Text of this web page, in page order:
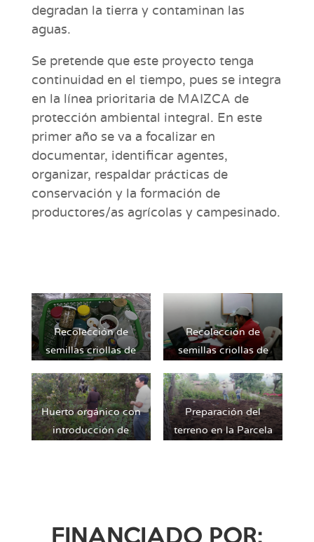
degradan la tierra y contaminan las
aguas.
Se pretende que este proyecto tenga
continuidad en el tiempo, pues se integra
en la línea prioritaria de MAIZCA de
protección ambiental integral. En este
primer año se va a focalizar en
documentar, identificar agentes,
organizar, respaldar prácticas de
conservación y la formación de
productores/as agrícolas y campesinado.
Recolección de
semillas criollas de
mayoreo donde
también se
identifican
agricultores/as que
Recolección de
semillas criollas de
mayoreo donde
también se
identifican
agricultores/as que
Huerto orgánico con
introducción de
Preparación del
terreno en la Parcela
FINANCIADO POR: